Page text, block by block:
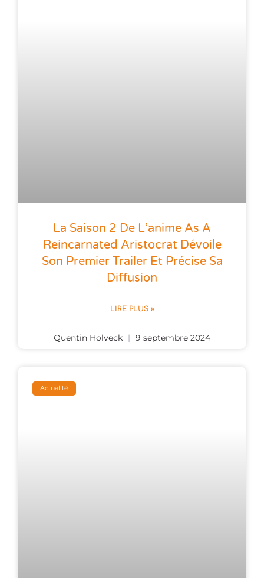
La Saison 2 De L’anime As A
Reincarnated Aristocrat Dévoile
Son Premier Trailer Et Précise Sa
Diffusion
LIRE PLUS »
Quentin Holveck 9 septembre 2024
Actualité